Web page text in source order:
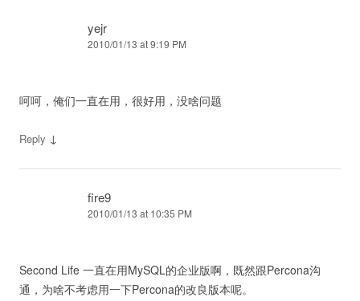
yejr
2010/01/13 at 9:19 PM
呵呵，俺们一直在用，很好用，没啥问题
Reply ↓
fire9
2010/01/13 at 10:35 PM
Second Life 一直在用MySQL的企业版啊，既然跟Percona沟
通，为啥不考虑用一下Percona的改良版本呢。